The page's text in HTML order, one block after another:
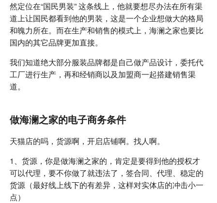
然定位在“国民男装” 这条线上，他就要想尽办法在所有渠
道上让国民都看到他的男装，这是一个企业想做大的格局
和魄力所在。而在生产和销售的模式上，海澜之家也要比
国内的其它品牌更加直接。
我们知道绝大部分服装品牌都是自己做产品设计，委托代
工厂进行生产，再和经销商以及加盟商一起搭建销售渠
道。
做海澜之家的电子商务条件
天猫店的吗，货源啊，开启店铺啊。找人啊。
1、货源，你是做海澜之家的，肯定是要得到他的授权才
可以代理，要不你做了就违法了，签合同、代理、稳定的
货源（最好线上线下的有差异，这样对实体店的冲击小一
点）